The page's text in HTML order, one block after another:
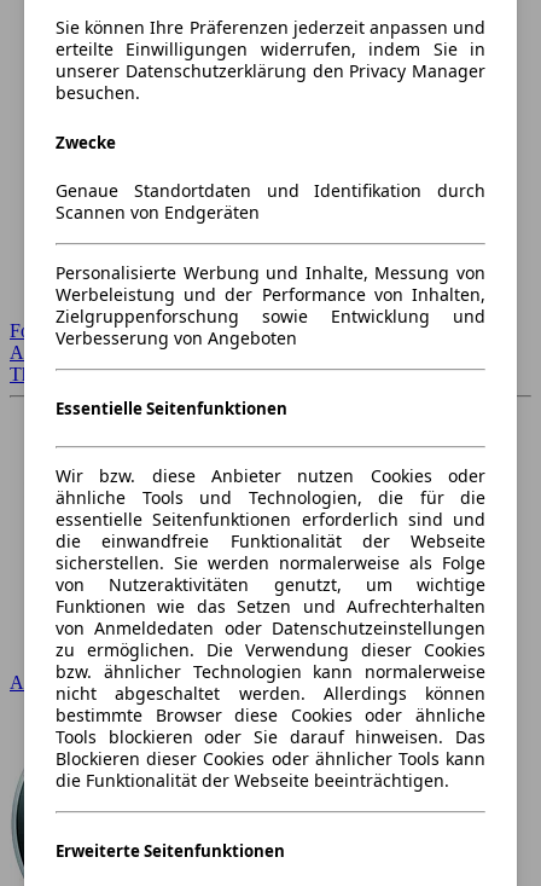
Forum Startseite
Alle Auto-Foren
Themen-Forum
Audi
Sie können Ihre Präferenzen jederzeit anpassen und
erteilte Einwilligungen widerrufen, indem Sie in
unserer Datenschutzerklärung den Privacy Manager
besuchen.
Zwecke
Genaue Standortdaten und Identifikation durch
Scannen von Endgeräten
Personalisierte Werbung und Inhalte, Messung von
Werbeleistung und der Performance von Inhalten,
Zielgruppenforschung sowie Entwicklung und
Verbesserung von Angeboten
Essentielle Seitenfunktionen
Wir bzw. diese Anbieter nutzen Cookies oder
ähnliche Tools und Technologien, die für die
essentielle Seitenfunktionen erforderlich sind und
die einwandfreie Funktionalität der Webseite
sicherstellen. Sie werden normalerweise als Folge
von Nutzeraktivitäten genutzt, um wichtige
Funktionen wie das Setzen und Aufrechterhalten
von Anmeldedaten oder Datenschutzeinstellungen
zu ermöglichen. Die Verwendung dieser Cookies
bzw. ähnlicher Technologien kann normalerweise
nicht abgeschaltet werden. Allerdings können
bestimmte Browser diese Cookies oder ähnliche
Tools blockieren oder Sie darauf hinweisen. Das
Blockieren dieser Cookies oder ähnlicher Tools kann
die Funktionalität der Webseite beeinträchtigen.
Erweiterte Seitenfunktionen